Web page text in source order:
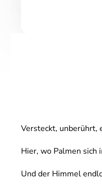
Versteckt, unberührt,
Hier, wo Palmen sich
Und der Himmel